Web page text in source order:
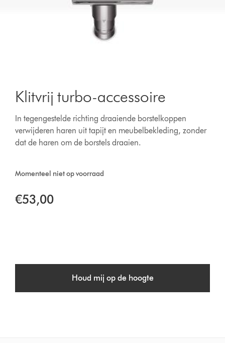
Klitvrij turbo-accessoire
In tegengestelde richting draaiende borstelkoppen
verwijderen haren uit tapijt en meubelbekleding, zonder
dat de haren om de borstels draaien.
Momenteel niet op voorraad
€53,00
Houd mij op de hoogte